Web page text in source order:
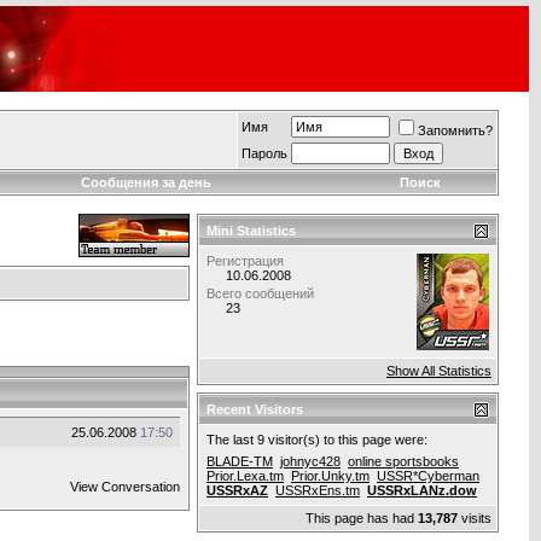
Имя
Запомнить?
Пароль
Сообщения за день Поиск
25.06.2008 17:50
View Conversation
Mini Statistics
Регистрация
10.06.2008
Всего сообщений
23
Show All Statistics
Recent Visitors
The last 9 visitor(s) to this page were:
BLADE-TM johnyc428 online sportsbooks
Prior.Lexa.tm Prior.Unky.tm USSR*Cyberman
USSRxAZ USSRxEns.tm USSRxLANz.dow
This page has had 13,787 visits